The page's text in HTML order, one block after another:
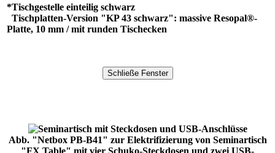
*Tischgestelle einteilig schwarz
Tischplatten-Version "KP 43 schwarz": massive Resopal®-
Platte, 10 mm / mit runden Tischecken
Abb. "Netbox PB-B41" zur Elektrifizierung von Seminartisch